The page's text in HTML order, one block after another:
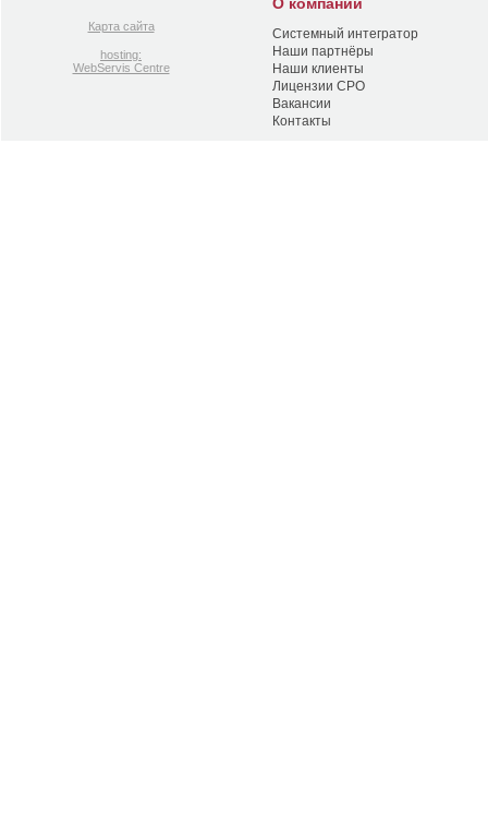
Карта сайта
hosting:
WebServis Centre
Системный интегратор
Наши партнёры
Наши клиенты
Лицензии СРО
Вакансии
Контакты